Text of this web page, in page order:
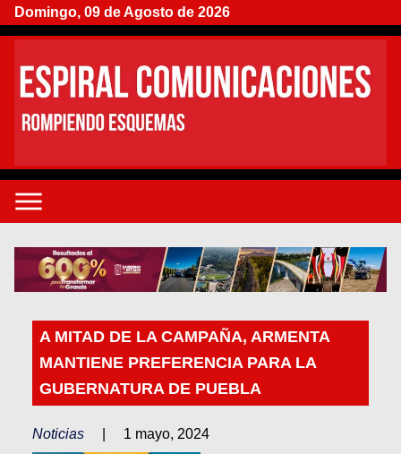
Domingo, 09 de Agosto de 2026
A MITAD DE LA CAMPAÑA, ARMENTA
MANTIENE PREFERENCIA PARA LA
GUBERNATURA DE PUEBLA
Noticias 1 mayo, 2024